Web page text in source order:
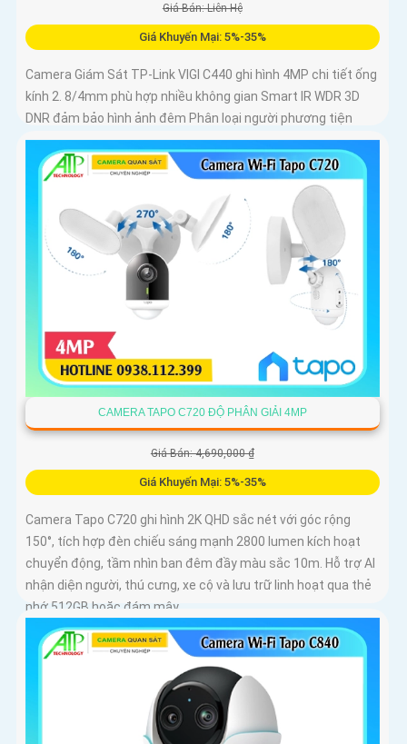
Giá Bán: Liên Hệ
Giá Khuyến Mại: 5%-35%
Camera Giám Sát TP-Link VIGI C440 ghi hình 4MP chi tiết ống
kính 2. 8/4mm phù hợp nhiều không gian Smart IR WDR 3D
DNR đảm bảo hình ảnh đêm Phân loại người phương tiện
phát hiện xâm nhập chính xác Chuẩn nén H
CAMERA TAPO C720 ĐỘ PHÂN GIẢI 4MP
Giá Bán: 4,690,000 ₫
Giá Khuyến Mại: 5%-35%
Camera Tapo C720 ghi hình 2K QHD sắc nét với góc rộng
150°, tích hợp đèn chiếu sáng mạnh 2800 lumen kích hoạt
chuyển động, tầm nhìn ban đêm đầy màu sắc 10m. Hỗ trợ AI
nhận diện người, thú cưng, xe cộ và lưu trữ linh hoạt qua thẻ
nhớ 512GB hoặc đám mây